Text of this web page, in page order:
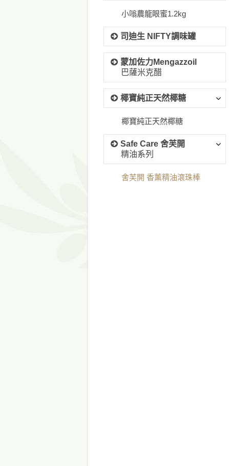
小嗡農龍眼蜜1.2kg
司迪生 NIFTY調味罐
蒙加佐力Mengazzoil
巴薩米克醋
椰寶純正天然椰糖
椰寶純正天然椰糖
Safe Care 舍芙開
精油系列
舍芙開 香薰精油滾珠棒